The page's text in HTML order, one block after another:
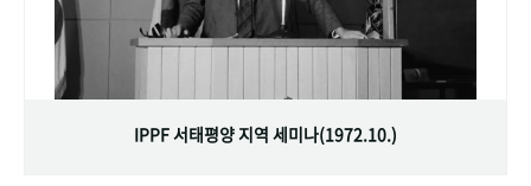
IPPF 서태평양 지역 세미나(1972.10.)